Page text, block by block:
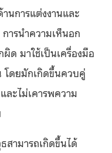
นการแต่งงานและ
ารนำความเห็นอก
ด มาใช้เป็นเครื่องมือ
โดยมักเกิดขึ้นควบคู่
ะไม่เคารพความ
สามารถเกิดขึ้นได้